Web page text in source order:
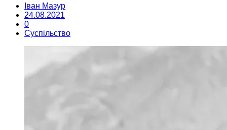
Іван Мазур
24.08.2021
0
Суспільство